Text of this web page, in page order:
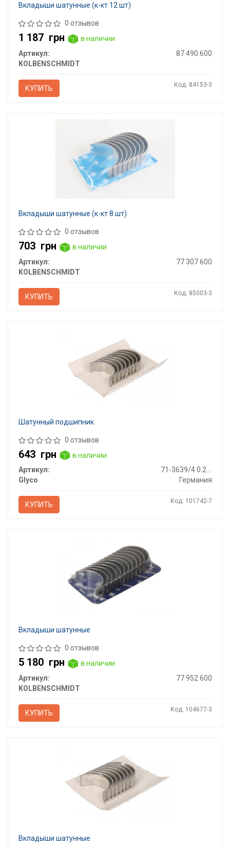
Вкладыши шатунные (к-кт 12 шт)
0 отзывов
1 187 грн
в наличии
Артикул:
87 490 600
KOLBENSCHMIDT
КУПИТЬ Код: 84153-3
Вкладыши шатунные (к-кт 8 шт)
0 отзывов
703 грн
в наличии
Артикул:
77 307 600
KOLBENSCHMIDT
КУПИТЬ Код: 85003-3
Шатунный подшипник
0 отзывов
643 грн
в наличии
Артикул:
71-3639/4 0.25MM
Glyco
Германия
КУПИТЬ Код: 101742-7
Вкладыши шатунные
0 отзывов
5 180 грн
в наличии
Артикул:
77 952 600
KOLBENSCHMIDT
КУПИТЬ Код: 104677-3
Вкладыши шатунные